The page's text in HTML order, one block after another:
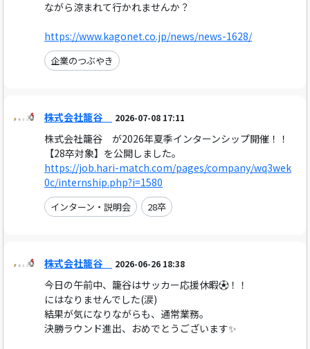
ながら涼まれて行かれませんか？
https://www.kagonet.co.jp/news/news-1628/
企業のつぶやき
株式会社籠谷 2026-07-08 17:11
株式会社籠谷 が2026年夏季インターンシップ開催！！
【28卒対象】を公開しました。
https://job.hari-match.com/pages/company/wq3wek
0c/internship.php?i=1580
インターン・説明会 28卒
株式会社籠谷 2026-06-26 18:38
今日の午前中、籠谷はサッカー応援休暇⚽！！
にはなりませんでした(涙)
結果が気になりながらも、通常業務。
決勝ラウンド進出、おめでとうございます✨